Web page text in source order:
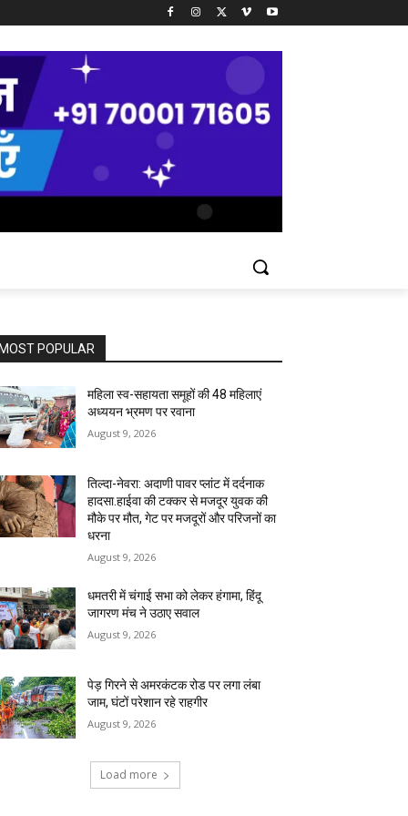
MOST POPULAR
महिला स्व-सहायता समूहों की 48 महिलाएं
अध्ययन भ्रमण पर रवाना
August 9, 2026
तिल्दा-नेवरा: अदाणी पावर प्लांट में दर्दनाक
हादसा.हाईवा की टक्कर से मजदूर युवक की
मौके पर मौत, गेट पर मजदूरों और परिजनों का
धरना
August 9, 2026
धमतरी में चंगाई सभा को लेकर हंगामा, हिंदू
जागरण मंच ने उठाए सवाल
August 9, 2026
पेड़ गिरने से अमरकंटक रोड पर लगा लंबा
जाम, घंटों परेशान रहे राहगीर
August 9, 2026
Load more